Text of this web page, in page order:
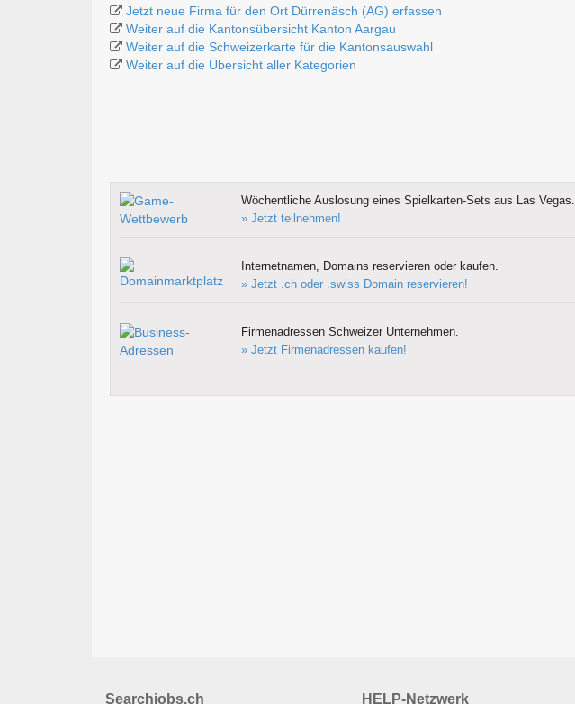
Jetzt neue Firma für den Ort Dürrenäsch (AG) erfassen
Weiter auf die Kantonsübersicht Kanton Aargau
Weiter auf die Schweizerkarte für die Kantonsauswahl
Weiter auf die Übersicht aller Kategorien
Wöchentliche Auslosung eines Spielkarten-Sets aus Las Vegas.
» Jetzt teilnehmen!
Internetnamen, Domains reservieren oder kaufen.
» Jetzt .ch oder .swiss Domain reservieren!
Firmenadressen Schweizer Unternehmen.
» Jetzt Firmenadressen kaufen!
Searchjobs.ch HELP-Netzwerk